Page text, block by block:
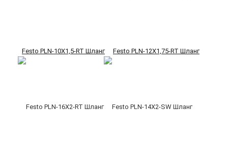
Festo PLN-10X1,5-RT Шланг Festo PLN-12X1,75-RT Шланг